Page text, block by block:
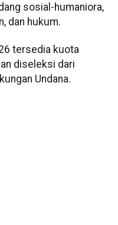
sosial-humaniora,
dan hukum.
tersedia kuota
diseleksi dari
Undana.